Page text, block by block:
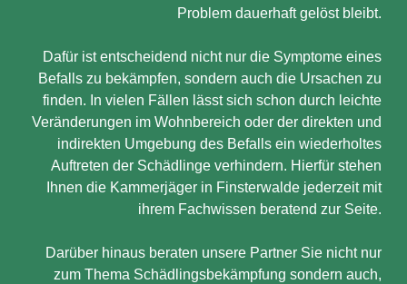
Problem dauerhaft gelöst bleibt.
Dafür ist entscheidend nicht nur die Symptome eines
Befalls zu bekämpfen, sondern auch die Ursachen zu
finden. In vielen Fällen lässt sich schon durch leichte
Veränderungen im Wohnbereich oder der direkten und
indirekten Umgebung des Befalls ein wiederholtes
Auftreten der Schädlinge verhindern. Hierfür stehen
Ihnen die Kammerjäger in Finsterwalde jederzeit mit
ihrem Fachwissen beratend zur Seite.
Darüber hinaus beraten unsere Partner Sie nicht nur
zum Thema Schädlingsbekämpfung sondern auch,